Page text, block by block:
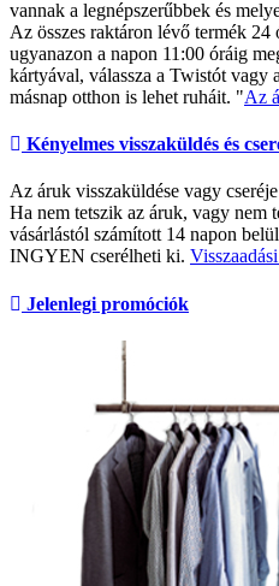
vannak a legnépszerűbbek és
Az összes raktáron lévő termék
ugyanazon a napon 11:00 óráig
kártyával, válassza a Twistót vagy
másnap otthon is lehet ruháit. "Az
Kényelmes visszaküldés és
Az áruk visszaküldése vagy
Ha nem tetszik az áruk, vagy nem
vásárlástól számított 14 napon
INGYEN cserélheti ki.
Jelenlegi promóciók